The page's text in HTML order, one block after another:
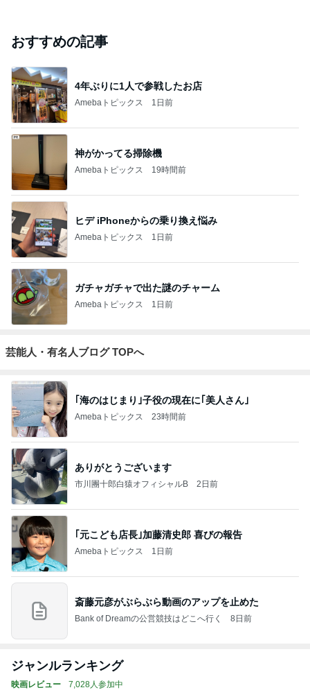
おすすめの記事
4年ぶりに1人で参戦したお店
Amebaトピックス 1日前
神がかってる掃除機
Amebaトピックス 19時間前
ヒデ iPhoneからの乗り換え悩み
Amebaトピックス 1日前
ガチャガチャで出た謎のチャーム
Amebaトピックス 1日前
芸能人・有名人ブログ TOPへ
｢海のはじまり｣子役の現在に｢美人さん｣
Amebaトピックス 23時間前
ありがとうございます
市川團十郎白猿オフィシャルB 2日前
｢元こども店長｣加藤清史郎 喜びの報告
Amebaトピックス 1日前
斎藤元彦がぶらぶら動画のアップを止めた
Bank of Dreamの公営競技はどこへ行く 8日前
ジャンルランキング
映画レビュー 7,028人参加中